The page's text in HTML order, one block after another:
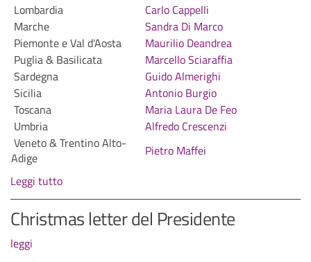
Lombardia
Carlo Cappelli
Marche
Sandra Di Marco
Piemonte e Val d'Aosta
Maurilio Deandrea
Puglia & Basilicata
Marcello Sciaraffia
Sardegna
Guido Almerighi
Sicilia
Antonio Burgio
Toscana
Maria Laura De Feo
Umbria
Alfredo Crescenzi
Veneto & Trentino Alto-
Adige
Pietro Maffei
Leggi tutto
Christmas letter del Presidente
leggi